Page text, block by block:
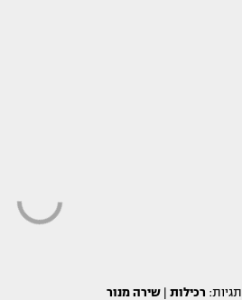
תגיות: רכילות שירה מנור